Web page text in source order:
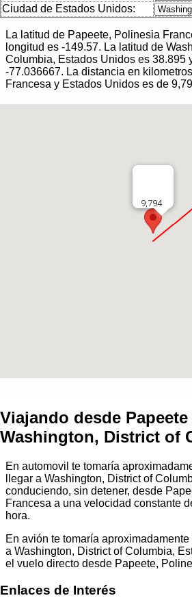
Ciudad de Estados Unidos:
La latitud de Papeete, Polinesia
longitud es -149.57. La latitud de
Columbia, Estados Unidos es 38.895
-77.036667. La distancia en
Francesa y Estados Unidos es de
9,794
Viajando desde Papeete
Washington, District of
En automovil te tomaría
llegar a Washington, District of
conduciendo, sin detener, desde
Francesa a una velocidad constante
hora.
En avión te tomaría aproximadamente
a Washington, District of Columbia,
el vuelo directo desde Papeete,
Enlaces de Interés